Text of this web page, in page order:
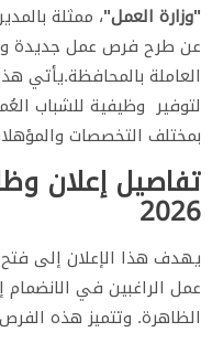
"وزارة العمل"، ممثلة
عن طرح فرص عمل جديدة
العاملة بالمحافظة.يأتي
لتوفير وظيفية للشباب
بمختلف التخصصات
​تفاصيل إعلان
2026
​يهدف هذا الإعلان إلى فتح
عمل الراغبين في
الظاهرة. وتتميز هذه